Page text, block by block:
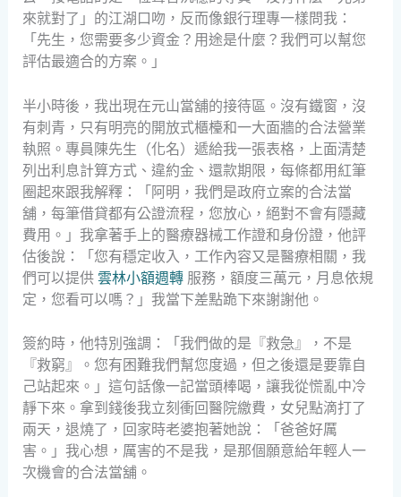
來就對了」的江湖口吻，反而像銀行理專一樣問我：
「先生，您需要多少資金？用途是什麼？我們可以幫您
評估最適合的方案。」
半小時後，我出現在元山當舖的接待區。沒有鐵窗，沒
有刺青，只有明亮的開放式櫃檯和一大面牆的合法營業
執照。專員陳先生（化名）遞給我一張表格，上面清楚
列出利息計算方式、違約金、還款期限，每條都用紅筆
圈起來跟我解釋：「阿明，我們是政府立案的合法當
舖，每筆借貸都有公證流程，您放心，絕對不會有隱藏
費用。」我拿著手上的醫療器械工作證和身份證，他評
估後說：「您有穩定收入，工作內容又是醫療相關，我
們可以提供 雲林小額週轉服務，額度三萬元，月息依規
定，您看可以嗎？」我當下差點跪下來謝謝他。
簽約時，他特別強調：「我們做的是『救急』，不是
『救窮』。您有困難我們幫您度過，但之後還是要靠自
己站起來。」這句話像一記當頭棒喝，讓我從慌亂中冷
靜下來。拿到錢後我立刻衝回醫院繳費，女兒點滴打了
兩天，退燒了，回家時老婆抱著她說：「爸爸好厲
害。」我心想，厲害的不是我，是那個願意給年輕人一
次機會的合法當舖。